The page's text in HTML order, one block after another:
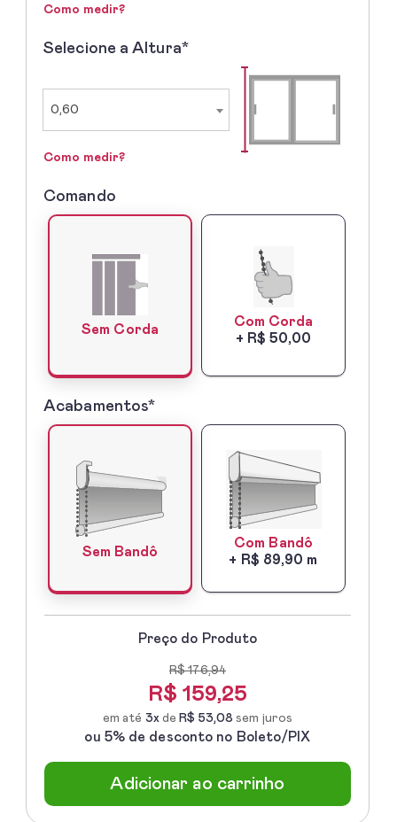
Como medir?
2º
Selecione a Altura*
0,60
Como medir?
3º
Comando
Sem Corda
Com Corda
+ R$ 50,00
5º
Acabamentos*
Sem Bandô
Com Bandô
+ R$ 89,90 m
Preço do Produto
R$ 176,94
R$ 159,25
em até 3xde R$ 53,08 sem juros
ou 5% de desconto no Boleto/PIX
Adicionar ao carrinho